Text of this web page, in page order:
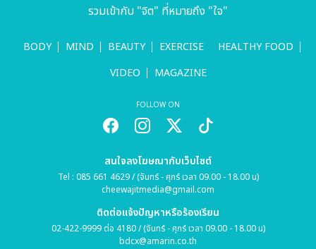
รวมเข้ากับ "จิต" ที่หมายถึง "ใจ"
BODY MIND BEAUTY EXERCISE
HEALTHY FOOD
VIDEO
MAGAZINE
FOLLOW ON
สนใจลงโฆษณากับเว็บไซต์
Tel : 085 661 4629 / (จันทร์ - ศุกร์ เวลา 09.00 - 18.00 น)
cheewajitmedia@gmail.com
ติดต่อแจ้งปัญหาหรือร้องเรียน
02-422-9999 ต่อ 4180 / (จันทร์ - ศุกร์ เวลา 09.00 - 18.00 น)
bdcx@amarin.co.th